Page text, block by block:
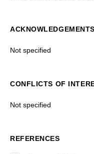
ACKNOWLEDGEMENTS
Not specified
CONFLICTS OF
Not specified
REFERENCES